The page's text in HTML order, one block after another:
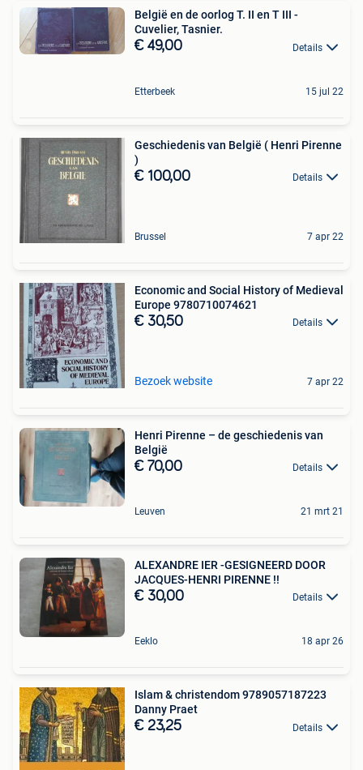
België en de oorlog T. II en T III -
Cuvelier, Tasnier.
€ 49,00 Details
Etterbeek 15 jul 22
Geschiedenis van België ( Henri Pirenne
)
€ 100,00 Details
Brussel 7 apr 22
Economic and Social History of Medieval
Europe 9780710074621
€ 30,50 Details
Bezoek website 7 apr 22
Henri Pirenne – de geschiedenis van
België
€ 70,00 Details
Leuven 21 mrt 21
ALEXANDRE IER -GESIGNEERD DOOR
JACQUES-HENRI PIRENNE !!
€ 30,00 Details
Eeklo 18 apr 26
Islam & christendom 9789057187223
Danny Praet
€ 23,25 Details